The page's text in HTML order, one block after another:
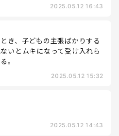
2025.05.12 16:43
き、子どもの主張ばかりする
いとムキになって受け入れら
。
2025.05.12 15:32
2025.05.12 14:43